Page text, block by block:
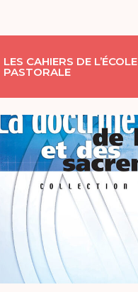
LES CAHIERS DE L’ÉCOLE
PASTORALE